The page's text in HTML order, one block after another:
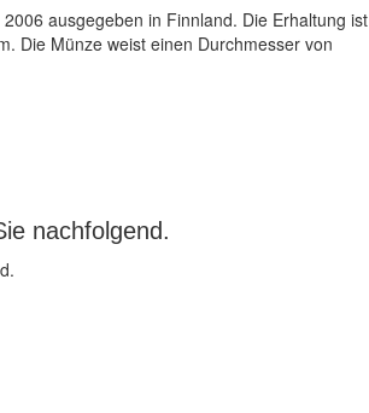
ausgegeben in Finnland. Die Erhaltung ist
Die Münze weist einen Durchmesser von
nachfolgend.